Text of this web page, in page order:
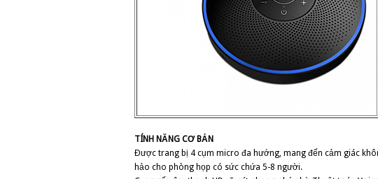
TÍNH NĂNG CƠ BẢN
Được trang bị 4 cụm micro đa hướng, mang đến cảm giác
hảo cho phòng họp có sức chứa 5-8 người.